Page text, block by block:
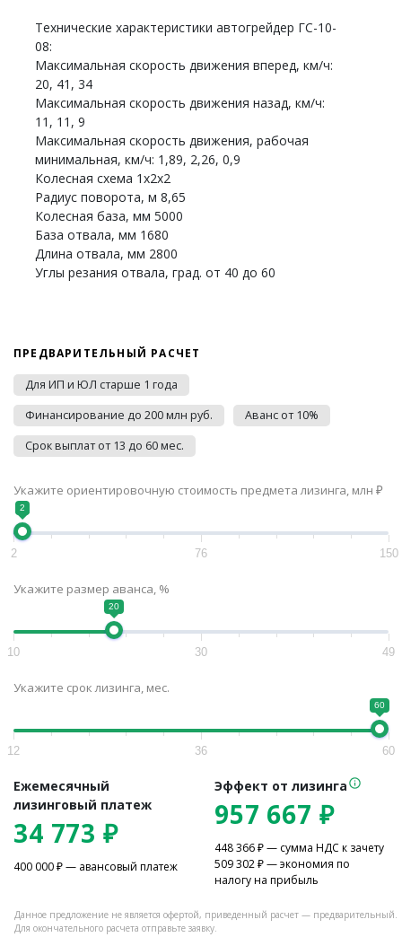
Технические характеристики автогрейдер ГС-10-
08:
Максимальная скорость движения вперед, км/ч:
20, 41, 34
Максимальная скорость движения назад, км/ч:
11, 11, 9
Максимальная скорость движения, рабочая
минимальная, км/ч: 1,89, 2,26, 0,9
Колесная схема 1x2x2
Радиус поворота, м 8,65
Колесная база, мм 5000
База отвала, мм 1680
Длина отвала, мм 2800
Углы резания отвала, град. от 40 до 60
ПРЕДВАРИТЕЛЬНЫЙ РАСЧЕТ
Для ИП и ЮЛ старше 1 года
Финансирование до 200 млн руб.
Аванс от 10%
Срок выплат от 13 до 60 мес.
Укажите ориентировочную стоимость предмета лизинга, млн ₽
2
2 76 150
Укажите размер аванса, %
20
10 30 49
Укажите срок лизинга, мес.
60
12 36 60
Ежемесячный
лизинговый платеж
34 773 ₽
400 000₽ — авансовый платеж
Эффект от лизинга
957 667 ₽
448 366₽ — сумма НДС к зачету
509 302₽ — экономия по
налогу на прибыль
Данное предложение не является офертой, приведенный расчет — предварительный.
Для окончательного расчета отправьте заявку.